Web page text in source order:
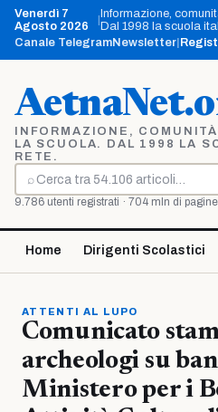
Vai
contenuto
Venerdì 7
Agosto 2026
Informazione,
Dal 1998 la scuola
Canale TelegramNewsletter
INFORMAZIONE,
LA SCUOLA. DAL 1998 LA
RETE.
⌕
Cerca
9.786 utenti registrati · 704 mln di
Home Dirigenti Scolastici
ATTENTI AL LUPO
Comunicato
archeologi su
Ministero per i